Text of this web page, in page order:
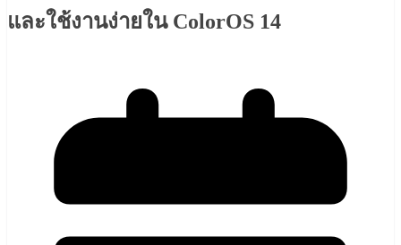
และใช้งานง่ายใน ColorOS 14